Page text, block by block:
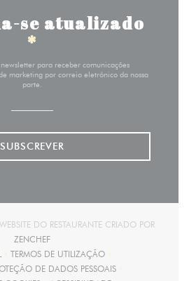
se atualizado
*
para receber comunicações
marketing por correio eletrónico da nossa
parte.
SUBSCREVER
DO RESTAURANTE CRIADO POR
ZENCHEF((ABRE NUMA NOVA JANELA))
NUMA NOVA JANELA))
TERMOS DE UTILIZAÇÃO
((ABRE NUMA NOVA JANELA))
DE DADOS PESSOAIS
((ABRE NUMA NOVA JANELA))